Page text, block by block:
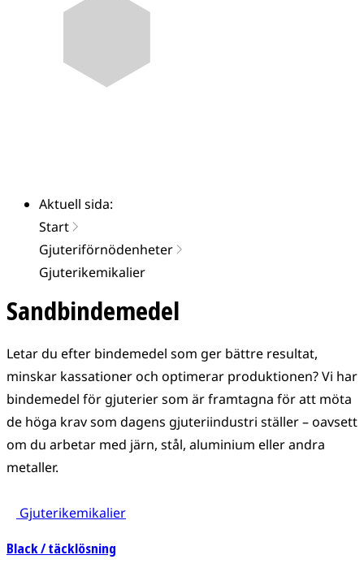
Aktuell sida:
Start
Gjuteriförnödenheter
Gjuterikemikalier
Sandbindemedel
Letar du efter bindemedel som ger bättre resultat,
minskar kassationer och optimerar produktionen? Vi har
bindemedel för gjuterier som är framtagna för att möta
de höga krav som dagens gjuteriindustri ställer – oavsett
om du arbetar med järn, stål, aluminium eller andra
metaller.
Gjuterikemikalier
Black / täcklösning